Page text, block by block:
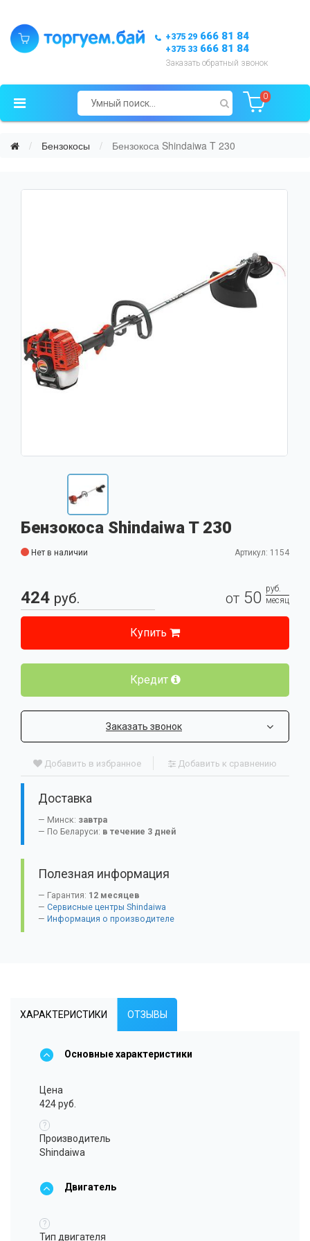
+375 29 666 81 84
+375 33 666 81 84
Заказать обратный звонок
0
Бензокосы Бензокоса Shindaiwa T 230
Бензокоса Shindaiwa T 230
Нет в наличии Артикул: 1154
424 руб. от 50 руб.
месяц
Купить
Кредит
Заказать звонок
Добавить в избранное Добавить к сравнению
Доставка
Минск: завтра
По Беларуси: в течение 3 дней
Полезная информация
Гарантия: 12 месяцев
Сервисные центры Shindaiwa
Информация о производителе
ХАРАКТЕРИСТИКИ ОТЗЫВЫ
Основные характеристики
Цена
424 руб.
?
Производитель
Shindaiwa
Двигатель
?
Тип двигателя